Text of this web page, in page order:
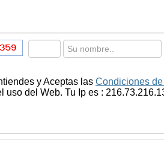
y Aceptas las Condiciones
uso del Web. Tu Ip es :